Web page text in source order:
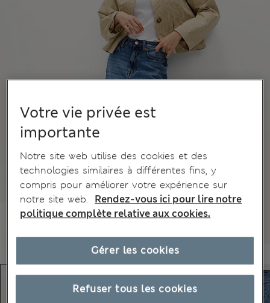
Votre vie privée est
importante
Notre site web utilise des cookies et des
technologies similaires à différentes fins, y
compris pour améliorer votre expérience sur
notre site web.
Rendez-vous ici pour lire notre
politique complète relative aux cookies.
Refuser tous les cookies
Gérer les cookies